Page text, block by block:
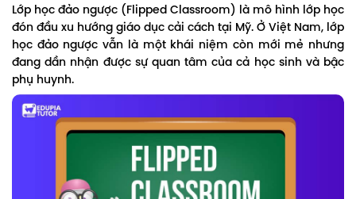
Lớp học đảo ngược (Flipped Classroom) là mô hình lớp học
đón đầu xu hướng giáo dục cải cách tại Mỹ. Ở Việt Nam, lớp
học đảo ngược vẫn là một khái niệm còn mới mẻ nhưng
đang dần nhận được sự quan tâm của cả học sinh và bậc
phụ huynh.